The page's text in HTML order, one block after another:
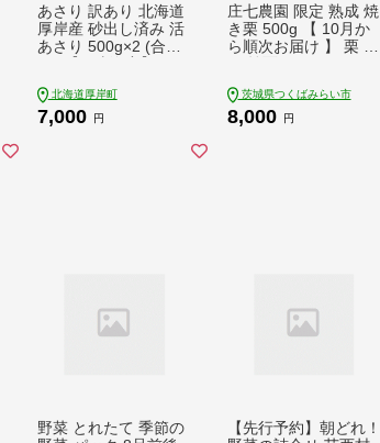
あさり 訳あり 北海道
厚岸産 砂出し済み 活
あさり 500g×2 (合計1
美味しい 栄養 旨み 砂
出し 水洗い 冷蔵 便利
北海道厚岸町
7,000 円
庄七農園 限定 熟成 焼
き栗 500g 【 10月か
ら順次お届け 】 栗 く
果物 フルーツ [BK05-
NT]
茨城県つくばみらい市
8,000 円
野菜 とれたて 季節の
【先行予約】朝どれ！